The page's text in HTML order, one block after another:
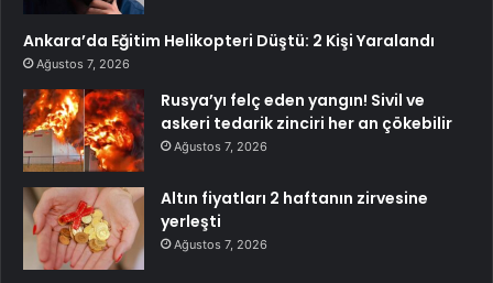
Ankara’da Eğitim Helikopteri Düştü: 2 Kişi Yaralandı
Ağustos 7, 2026
Rusya’yı felç eden yangın! Sivil ve
askeri tedarik zinciri her an çökebilir
Ağustos 7, 2026
Altın fiyatları 2 haftanın zirvesine
yerleşti
Ağustos 7, 2026